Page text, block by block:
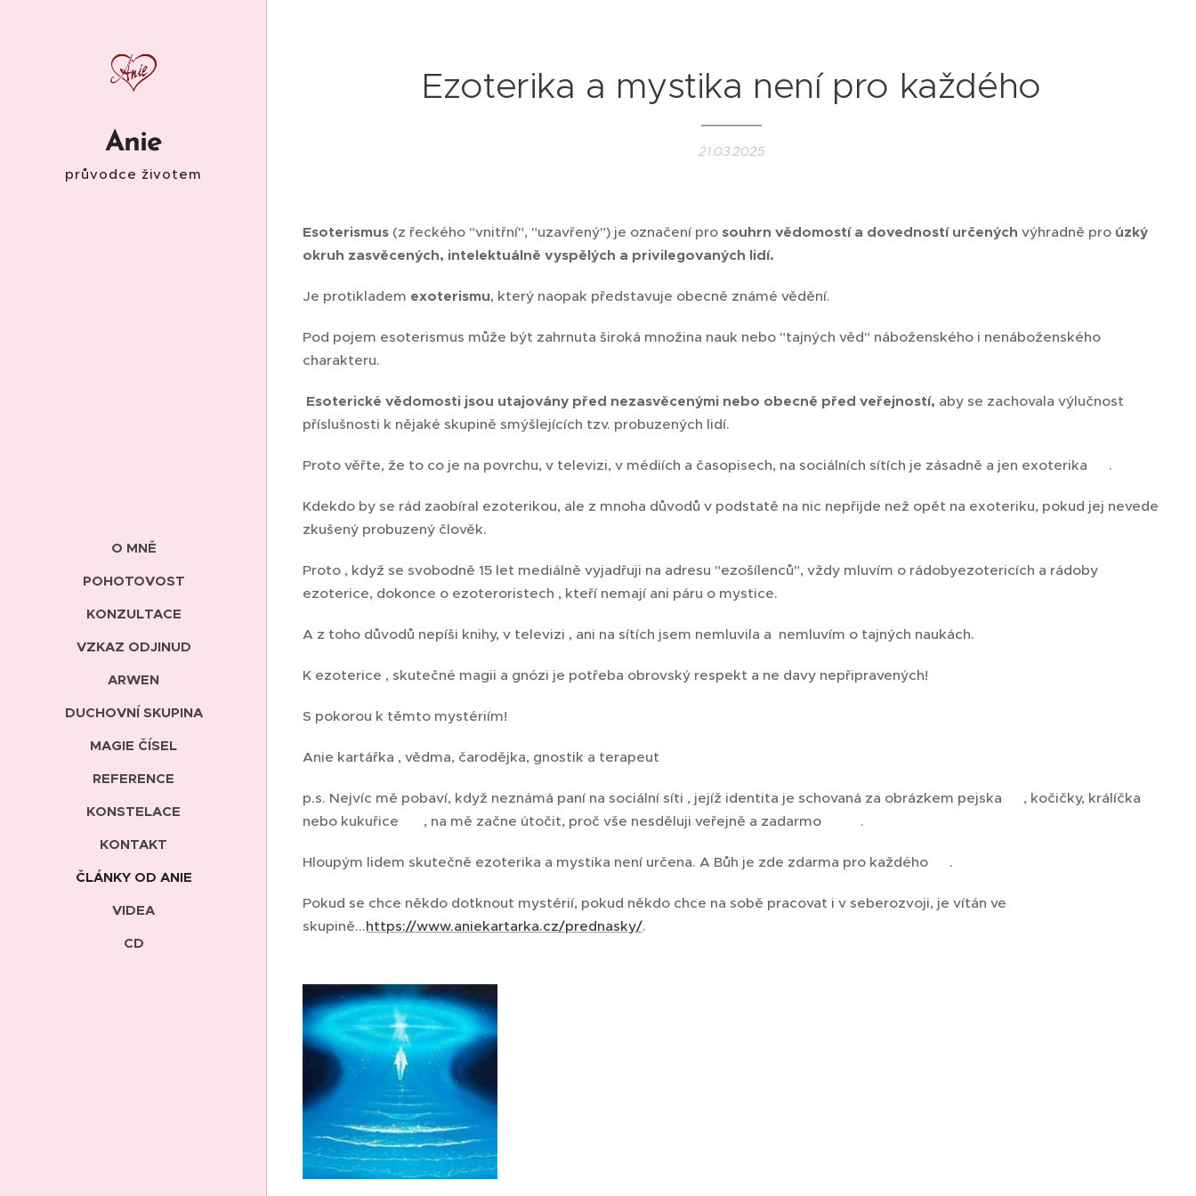
Anie
průvodce životem
O MNĚ
POHOTOVOST
KONZULTACE
VZKAZ ODJINUD
ARWEN
DUCHOVNÍ SKUPINA
MAGIE ČÍSEL
REFERENCE
KONSTELACE
KONTAKT
ČLÁNKY OD ANIE
VIDEA
CD
Ezoterika a mystika není pro každého
21.03.2025
Esoterismus (z řeckého "vnitřní", "uzavřený") je označení pro souhrn vědomostí a dovedností určených výhradně pro úzký
okruh zasvěcených, intelektuálně vyspělých a privilegovaných lidí.
Je protikladem exoterismu, který naopak představuje obecně známé vědění.
Pod pojem esoterismus může být zahrnuta široká množina nauk nebo "tajných věd" náboženského i nenáboženského
charakteru.
Esoterické vědomosti jsou utajovány před nezasvěcenými nebo obecně před veřejností, aby se zachovala výlučnost
příslušnosti k nějaké skupině smýšlejících tzv. probuzených lidí.
Proto věřte, že to co je na povrchu, v televizi, v médiích a časopisech, na sociálních sítích je zásadně a jen exoterika 👆.
Kdekdo by se rád zaobíral ezoterikou, ale z mnoha důvodů v podstatě na nic nepřijde než opět na exoteriku, pokud jej nevede
zkušený probuzený člověk. 😁
Proto , když se svobodně 15 let mediálně vyjadřuji na adresu "ezošílenců", vždy mluvím o rádobyezotericích a rádoby
ezoterice, dokonce o ezoteroristech , kteří nemají ani páru o mystice. 🙄🙄
A z toho důvodů nepíši knihy, v televizi , ani na sítích jsem nemluvila a nemluvím o tajných naukách.
K ezoterice , skutečné magii a gnózi je potřeba obrovský respekt a ne davy nepřipravených!
S pokorou k těmto mystériím!
Anie kartářka , vědma, čarodějka, gnostik a terapeut ❤
p.s. Nejvíc mě pobaví, když neznámá paní na sociální síti , jejíž identita je schovaná za obrázkem pejska 😺, kočičky, králíčka
nebo kukuřice 🌽 , na mě začne útočit, proč vše nesděluji veřejně a zadarmo 😎🤣.
Hloupým lidem skutečně ezoterika a mystika není určena. A Bůh je zde zdarma pro každého 🙏.
Pokud se chce někdo dotknout mystérií, pokud někdo chce na sobě pracovat i v seberozvoji, je vítán ve
skupině...https://www.aniekartarka.cz/prednasky/.